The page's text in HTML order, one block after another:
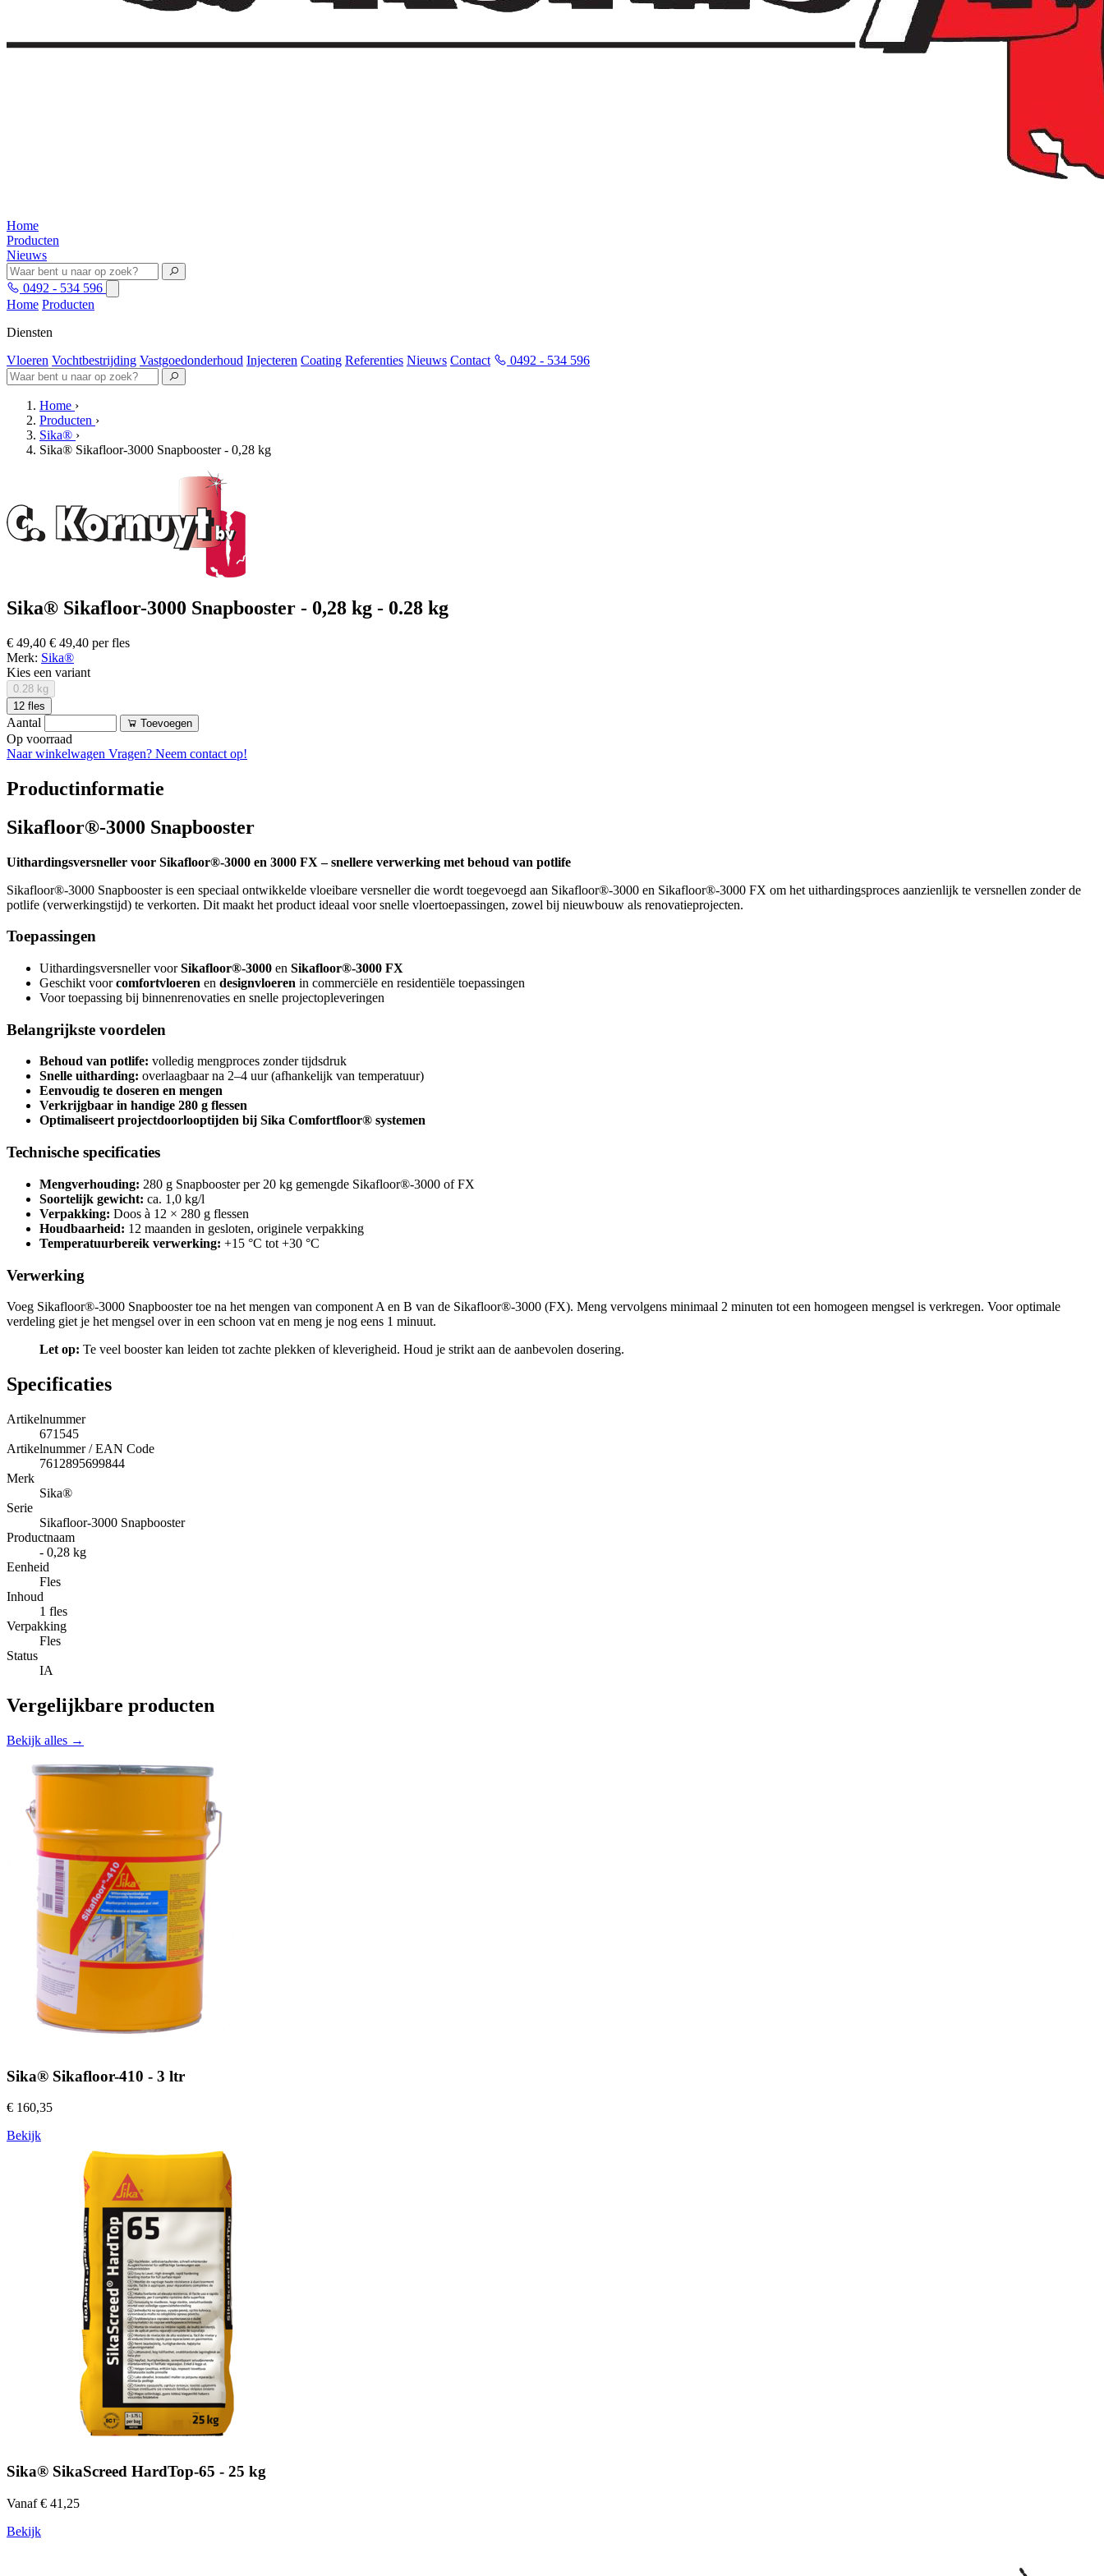
Home
Producten
Nieuws
0492 - 534 596
Home Producten
Diensten
Vloeren Vochtbestrijding Vastgoedonderhoud Injecteren Coating Referenties Nieuws Contact 0492 - 534 596
Home ›
Producten ›
Sika® ›
Sika® Sikafloor-3000 Snapbooster - 0,28 kg
Sika® Sikafloor-3000 Snapbooster - 0,28 kg - 0.28 kg
€ 49,40 € 49,40 per fles
Merk: Sika®
Kies een variant
0.28 kg
12 fles
Aantal Toevoegen
Op voorraad
Naar winkelwagen Vragen? Neem contact op!
Productinformatie
Sikafloor®-3000 Snapbooster
Uithardingsversneller voor Sikafloor®-3000 en 3000 FX – snellere verwerking met behoud van potlife
Sikafloor®-3000 Snapbooster is een speciaal ontwikkelde vloeibare versneller die wordt toegevoegd aan Sikafloor®-3000 en Sikafloor®-3000 FX om het uithardingsproces aanzienlijk te versnellen zonder de
potlife (verwerkingstijd) te verkorten. Dit maakt het product ideaal voor snelle vloertoepassingen, zowel bij nieuwbouw als renovatieprojecten.
Toepassingen
Uithardingsversneller voorSikafloor®-3000 en Sikafloor®-3000 FX
Geschikt voorcomfortvloeren en designvloeren in commerciële en residentiële toepassingen
Voor toepassing bij binnenrenovaties en snelle projectopleveringen
Belangrijkste voordelen
Behoud van potlife: volledig mengproces zonder tijdsdruk
Snelle uitharding: overlaagbaar na 2–4 uur (afhankelijk van temperatuur)
Eenvoudig te doseren en mengen
Verkrijgbaar in handige 280 g flessen
Optimaliseert projectdoorlooptijden bij Sika Comfortfloor® systemen
Technische specificaties
Mengverhouding: 280 g Snapbooster per 20 kg gemengde Sikafloor®-3000 of FX
Soortelijk gewicht: ca. 1,0 kg/l
Verpakking: Doos à 12 × 280 g flessen
Houdbaarheid: 12 maanden in gesloten, originele verpakking
Temperatuurbereik verwerking: +15 °C tot +30 °C
Verwerking
Voeg Sikafloor®-3000 Snapbooster toe na het mengen van component A en B van de Sikafloor®-3000 (FX). Meng vervolgens minimaal 2 minuten tot een homogeen mengsel is verkregen. Voor optimale
verdeling giet je het mengsel over in een schoon vat en meng je nog eens 1 minuut.
Let op: Te veel booster kan leiden tot zachte plekken of kleverigheid. Houd je strikt aan de aanbevolen dosering.
Specificaties
Artikelnummer
671545
Artikelnummer / EAN Code
7612895699844
Merk
Sika®
Serie
Sikafloor-3000 Snapbooster
Productnaam
- 0,28 kg
Eenheid
Fles
Inhoud
1 fles
Verpakking
Fles
Status
IA
Vergelijkbare producten
Bekijk alles →
Sika® Sikafloor-410 - 3 ltr
€ 160,35
Bekijk
Sika® SikaScreed HardTop-65 - 25 kg
Vanaf € 41,25
Bekijk